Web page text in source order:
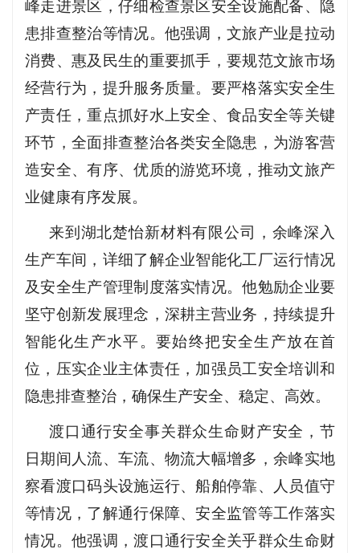
峰走进景区，仔细检查景区安全设施配备、隐
患排查整治等情况。他强调，文旅产业是拉动
消费、惠及民生的重要抓手，要规范文旅市场
经营行为，提升服务质量。要严格落实安全生
产责任，重点抓好水上安全、食品安全等关键
环节，全面排查整治各类安全隐患，为游客营
造安全、有序、优质的游览环境，推动文旅产
业健康有序发展。
来到湖北楚怡新材料有限公司，余峰深入
生产车间，详细了解企业智能化工厂运行情况
及安全生产管理制度落实情况。他勉励企业要
坚守创新发展理念，深耕主营业务，持续提升
智能化生产水平。要始终把安全生产放在首
位，压实企业主体责任，加强员工安全培训和
隐患排查整治，确保生产安全、稳定、高效。
渡口通行安全事关群众生命财产安全，节
日期间人流、车流、物流大幅增多，余峰实地
察看渡口码头设施运行、船舶停靠、人员值守
等情况，了解通行保障、安全监管等工作落实
情况。他强调，渡口通行安全关乎群众生命财